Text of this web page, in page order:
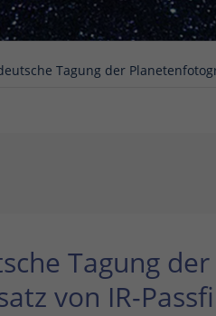
Tagung der
Tagung
von IR-